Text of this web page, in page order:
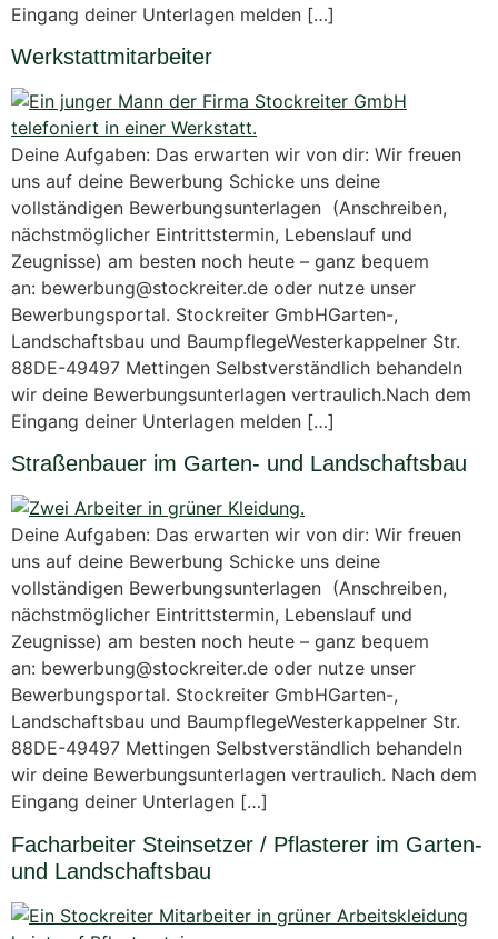
Eingang deiner Unterlagen melden […]
Werkstattmitarbeiter
Deine Aufgaben: Das erwarten wir von dir: Wir freuen
uns auf deine Bewerbung Schicke uns deine
vollständigen Bewerbungsunterlagen (Anschreiben,
nächstmöglicher Eintrittstermin, Lebenslauf und
Zeugnisse) am besten noch heute – ganz bequem
an: bewerbung@stockreiter.de oder nutze unser
Bewerbungsportal. Stockreiter GmbHGarten-,
Landschaftsbau und BaumpflegeWesterkappelner Str.
88DE-49497 Mettingen Selbstverständlich behandeln
wir deine Bewerbungsunterlagen vertraulich.Nach dem
Eingang deiner Unterlagen melden […]
Straßenbauer im Garten- und Landschaftsbau
Deine Aufgaben: Das erwarten wir von dir: Wir freuen
uns auf deine Bewerbung Schicke uns deine
vollständigen Bewerbungsunterlagen (Anschreiben,
nächstmöglicher Eintrittstermin, Lebenslauf und
Zeugnisse) am besten noch heute – ganz bequem
an: bewerbung@stockreiter.de oder nutze unser
Bewerbungsportal. Stockreiter GmbHGarten-,
Landschaftsbau und BaumpflegeWesterkappelner Str.
88DE-49497 Mettingen Selbstverständlich behandeln
wir deine Bewerbungsunterlagen vertraulich. Nach dem
Eingang deiner Unterlagen […]
Facharbeiter Steinsetzer / Pflasterer im Garten-
und Landschaftsbau